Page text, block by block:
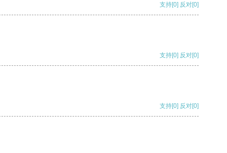
支持[0] 反对[0]
支持[0] 反对[0]
支持[0] 反对[0]